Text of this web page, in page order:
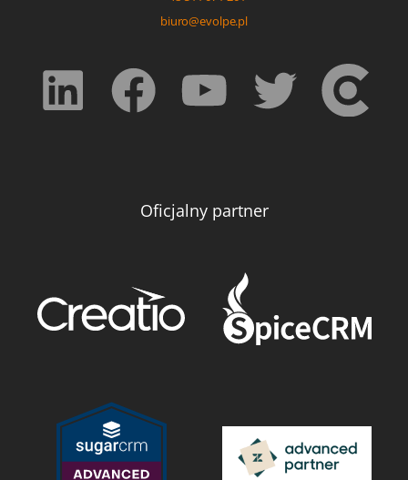
biuro@evolpe.pl
Oficjalny partner